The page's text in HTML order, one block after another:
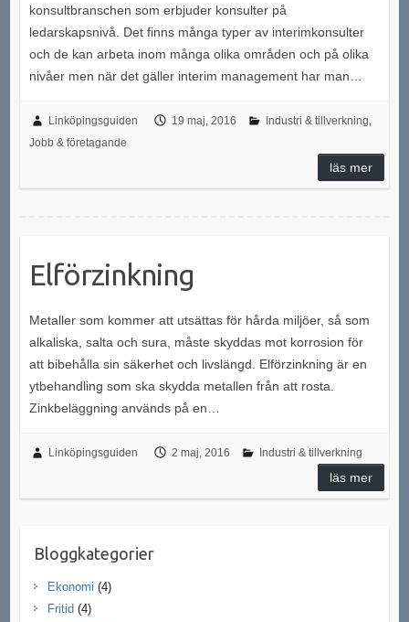
konsultbranschen som erbjuder konsulter på
ledarskapsnivå. Det finns många typer av interimkonsulter
och de kan arbeta inom många olika områden och på olika
nivåer men när det gäller interim management har man…
Linköpingsguiden 19 maj, 2016 Industri & tillverkning
Jobb & företagande
läs mer
Elförzinkning
Metaller som kommer att utsättas för hårda miljöer, så som
alkaliska, salta och sura, måste skyddas mot korrosion för
att bibehålla sin säkerhet och livslängd. Elförzinkning är en
ytbehandling som ska skydda metallen från att rosta.
Zinkbeläggning används på en…
Linköpingsguiden 2 maj, 2016 Industri & tillverkning
läs mer
Bloggkategorier
Ekonomi (4)
Fritid(4)